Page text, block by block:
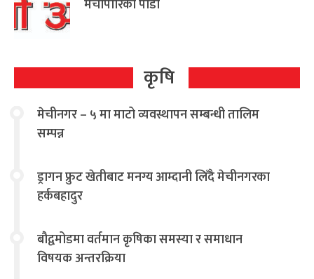
मेचीपारिको पीडा
कृषि
मेचीनगर – ५ मा माटो व्यवस्थापन सम्बन्धी तालिम
सम्पन्न
ड्रागन फ्रुट खेतीबाट मनग्य आम्दानी लिँदै मेचीनगरका
हर्कबहादुर
बौद्वमोडमा वर्तमान कृषिका समस्या र समाधान
विषयक अन्तरक्रिया